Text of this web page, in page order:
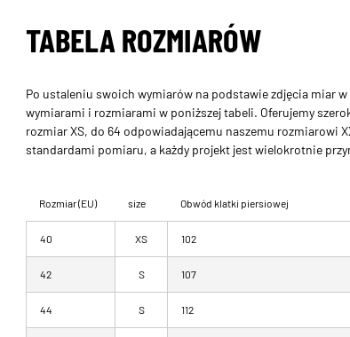
TABELA ROZMIARÓW
Po ustaleniu swoich wymiarów na podstawie zdjęcia miar
wymiarami i rozmiarami w poniższej tabeli. Oferujemy
rozmiar XS, do 64 odpowiadającemu naszemu rozmiarowi
standardami pomiaru, a każdy projekt jest wielokrotnie
Rozmiar (EU) size Obwód klatki piersiowej
40 XS 102
42 S 107
44 S 112